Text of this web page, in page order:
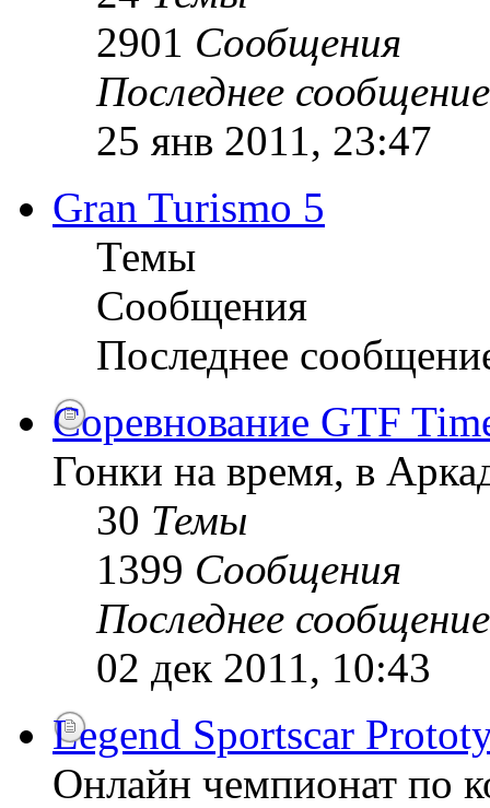
2901 Сообщения
Последнее сообщение
25 янв 2011, 23:47
Gran Turismo 5
Темы
Сообщения
Последнее
Соревнование GTF
Гонки на время, в
30 Темы
1399 Сообщения
Последнее сообщение
02 дек 2011, 10:43
Legend Sportscar
Онлайн чемпионат по